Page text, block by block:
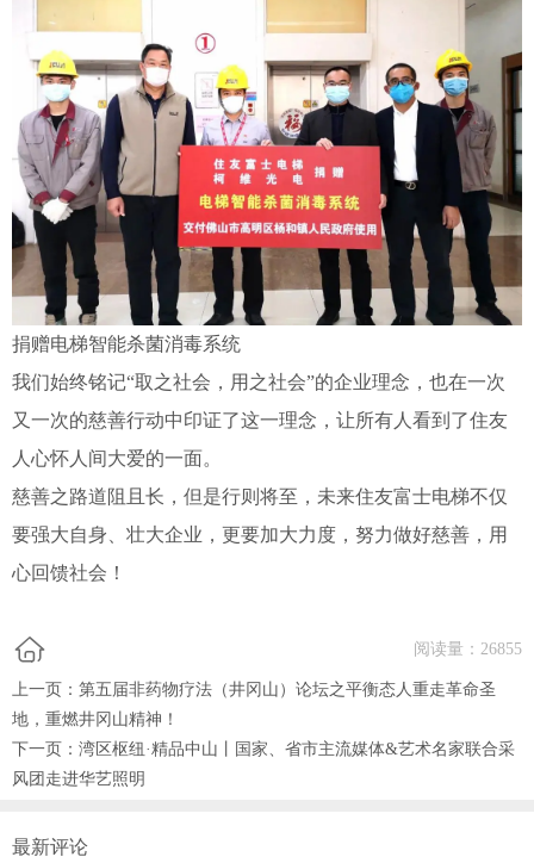
捐赠电梯智能杀菌消毒系统
我们始终铭记“取之社会，用之社会”的企业理念，也在一次
又一次的慈善行动中印证了这一理念，让所有人看到了住友
人心怀人间大爱的一面。
慈善之路道阻且长，但是行则将至，未来住友富士电梯不仅
要强大自身、壮大企业，更要加大力度，努力做好慈善，用
心回馈社会！
阅读量： 26855
上一页： 第五届非药物疗法（井冈山）论坛之平衡态人重走革命圣
地，重燃井冈山精神！
下一页： 湾区枢纽·精品中山丨国家、省市主流媒体&艺术名家联合采
风团走进华艺照明
最新评论